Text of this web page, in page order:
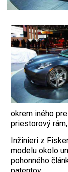
okrem iného
priestorový
Inžinieri z
modelu okolo
pohonného